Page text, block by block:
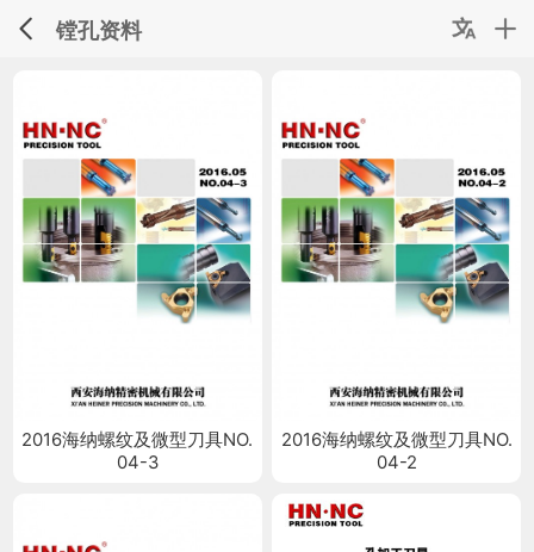
镗孔资料
2016海纳螺纹及微型刀具NO.
04-3
2016海纳螺纹及微型刀具NO.
04-2